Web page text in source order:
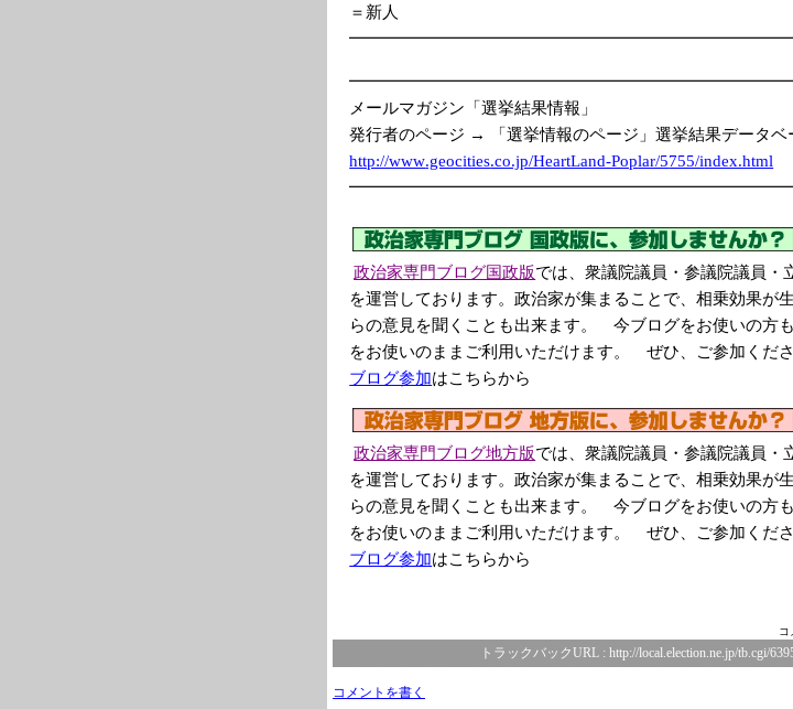
＝新人
メールマガジン「選挙結果情報」
発行者のページ → 「選挙情報のページ」選挙結果データベ
http://www.geocities.co.jp/HeartLand-Poplar/5755/index.html
政治家専門ブログ国政版では、衆議院議員・参議院議員・
を運営しております。政治家が集まることで、相乗効果が
らの意見を聞くことも出来ます。 今ブログをお使いの方
をお使いのままご利用いただけます。 ぜひ、ご参加
ブログ参加はこちらから
政治家専門ブログ地方版では、衆議院議員・参議院議員・
を運営しております。政治家が集まることで、相乗効果が
らの意見を聞くことも出来ます。 今ブログをお使いの方
をお使いのままご利用いただけます。 ぜひ、ご参加
ブログ参加はこちらから
コ
トラックバックURL : http://local.election.ne.jp/tb.cgi/
コメントを書く